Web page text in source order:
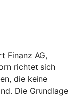
Finanz AG,
richtet sich
die keine
Die Grundlage